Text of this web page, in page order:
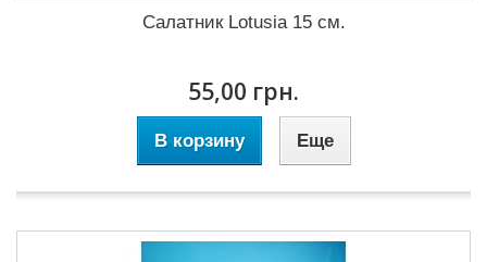
Салатник Lotusia 15 см.
55,00 грн.
В корзину Еще